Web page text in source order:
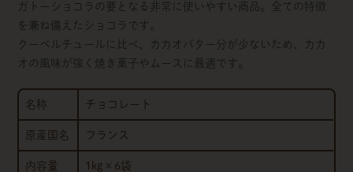
ガトーショコラの要となる非常に使いやすい商品。全ての特徴
を兼ね備えたショコラです。
クーベルチュールに比べ、カカオバター分が少ないため、カカ
オの風味が強く焼き菓子やムースに最適です。
名称 チョコレート
原産国名 フランス
内容量 1kg×6袋